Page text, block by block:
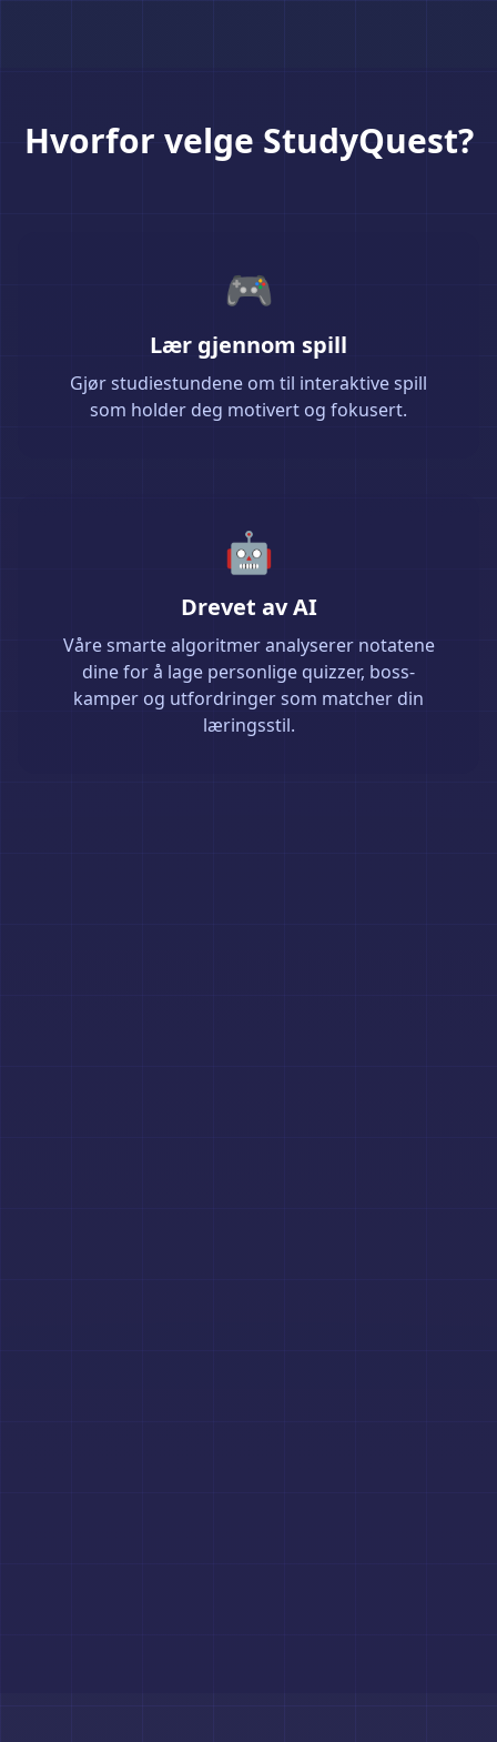
Hvorfor velge StudyQuest?
🎮
Lær gjennom spill
Gjør studiestundene om til interaktive spill
som holder deg motivert og fokusert.
🤖
Drevet av AI
Våre smarte algoritmer analyserer notatene
dine for å lage personlige quizzer, boss-
kamper og utfordringer som matcher din
læringsstil.